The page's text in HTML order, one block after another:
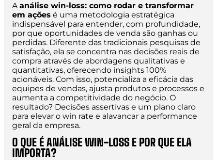
Aanálise win-loss: como rodar e transformar
em ações é uma metodologia estratégica
indispensável para entender, com profundidade,
por que oportunidades de venda são ganhas ou
perdidas. Diferente das tradicionais pesquisas de
satisfação, ela se concentra nas decisões reais de
compra através de abordagens qualitativas e
quantitativas, oferecendo insights 100%
acionáveis. Com isso, potencializa a eficácia das
equipes de vendas, ajusta produtos e processos e
aumenta a competitividade do negócio. O
resultado? Decisões assertivas e um plano claro
para elevar o win rate e alavancar a performance
geral da empresa.
O QUE É ANÁLISE WIN-LOSS E POR QUE ELA
IMPORTA?